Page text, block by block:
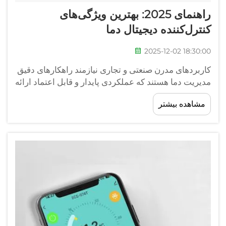
راهنمای 2025: بهترین ویژگی‌های
کنترل‌کننده دیجیتال دما
2025-12-02 18:30:00
کاربردهای مدرن صنعتی و تجاری نیازمند راهکارهای دقیق
مدیریت دما هستند که عملکردی پایدار و قابل اعتماد ارائه
فناوری کنترل دما به طور مداوم در حال تحول است و ...
مشاهده بیشتر